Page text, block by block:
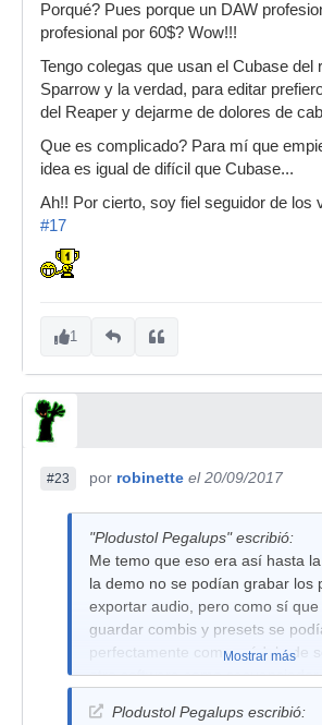
Porqué? Pues porque un DAW
profesional por 60$? Wow!!!
Tengo colegas que usan el Cubase del
Sparrow y la verdad, para editar
del Reaper y dejarme de dolores de
Que es complicado? Para mí que
idea es igual de difícil que Cubase...
Ah!! Por cierto, soy fiel seguidor de los
#17
1
#23 por robinette el 20/09/2017
"Plodustol Pegalups" escribió:
Me temo que eso era así hasta
la demo no se podían grabar los
exportar audio, pero como sí
guardar combis y presets se
perfectamente como módulo de
otro software como secuenciador.
Mostrar más
Plodustol Pegalups escribió: